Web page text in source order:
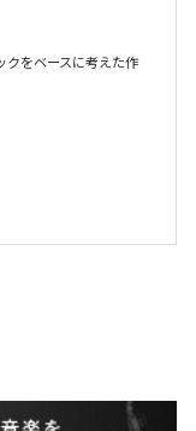
クをベースに考えた作